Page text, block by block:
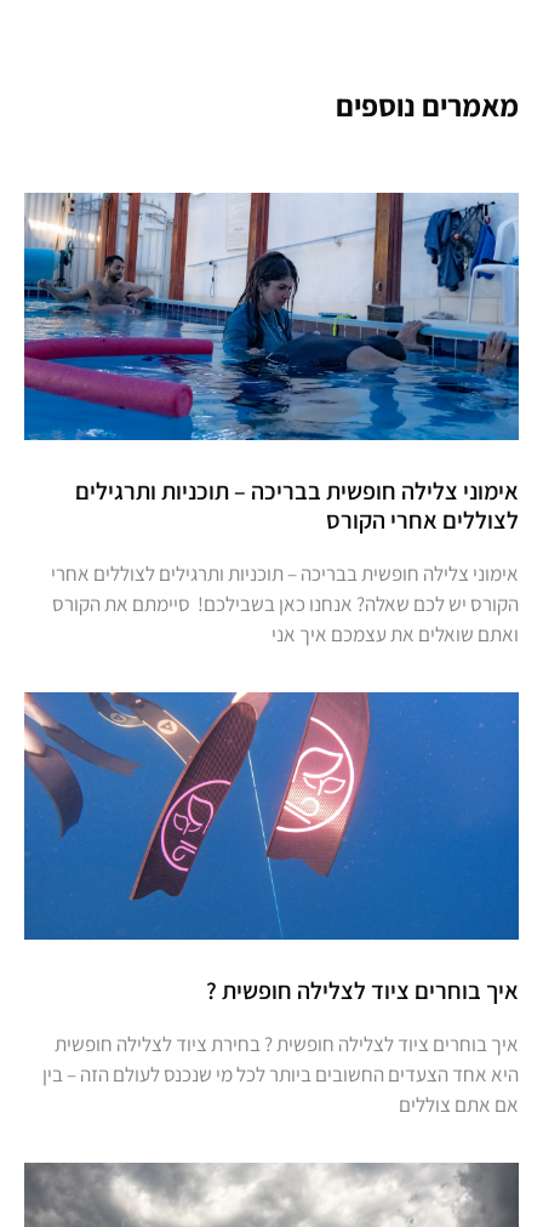
מאמרים נוספים
אימוני צלילה חופשית בבריכה – תוכניות ותרגילים
לצוללים אחרי הקורס
אימוני צלילה חופשית בבריכה – תוכניות ותרגילים לצוללים אחרי
הקורס יש לכם שאלה? אנחנו כאן בשבילכם! סיימתם את הקורס
ואתם שואלים את עצמכם איך אני
איך בוחרים ציוד לצלילה חופשית ?
איך בוחרים ציוד לצלילה חופשית ? בחירת ציוד לצלילה חופשית
היא אחד הצעדים החשובים ביותר לכל מי שנכנס לעולם הזה – בין
אם אתם צוללים